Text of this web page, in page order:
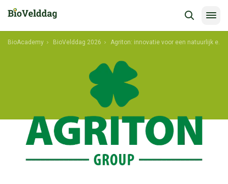
BioAcademy BioVelddag 2026 Agriton: innovatie voor een natuurlijk evenwicht